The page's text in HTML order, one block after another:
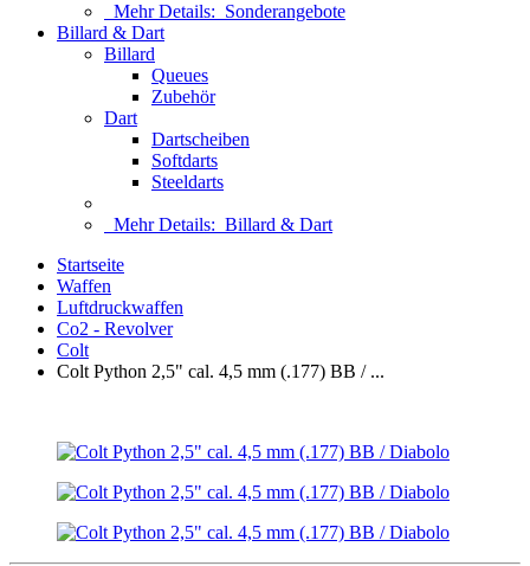
Mehr Details: Sonderangebote
Billard & Dart
Billard
Queues
Zubehör
Dart
Dartscheiben
Softdarts
Steeldarts
Mehr Details: Billard & Dart
Startseite
Waffen
Luftdruckwaffen
Co2 - Revolver
Colt
Colt Python 2,5" cal. 4,5 mm (.177) BB / ...